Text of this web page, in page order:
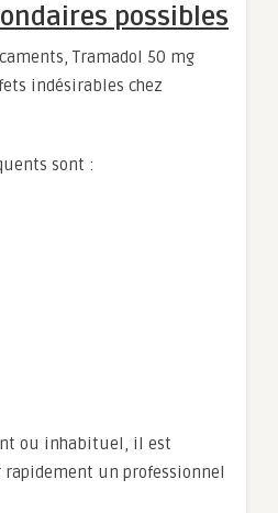
possibles
Tramadol 50 mg
indésirables chez
sont :
ou inhabituel, il est
un professionnel